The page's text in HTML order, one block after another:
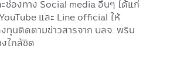
ช่องทาง Social media อื่นๆ ได้แก่
และ Line official ให้
ทุนติดตามข่าวสารจาก บลจ. พริน
ใกล้ชิด